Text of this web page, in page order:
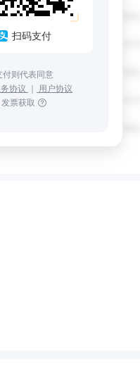
扫码支付
付则代表同意
协议 ｜ 用户协议
发票获取